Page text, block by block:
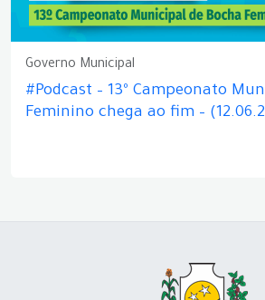
Governo Municipal
#Podcast – 13º Campeonato
Feminino chega ao fim –